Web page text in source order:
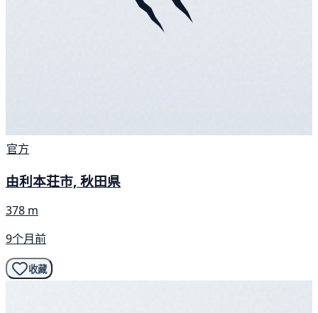
官方
由利本荘市, 秋田県
378 m
9个月前
收藏